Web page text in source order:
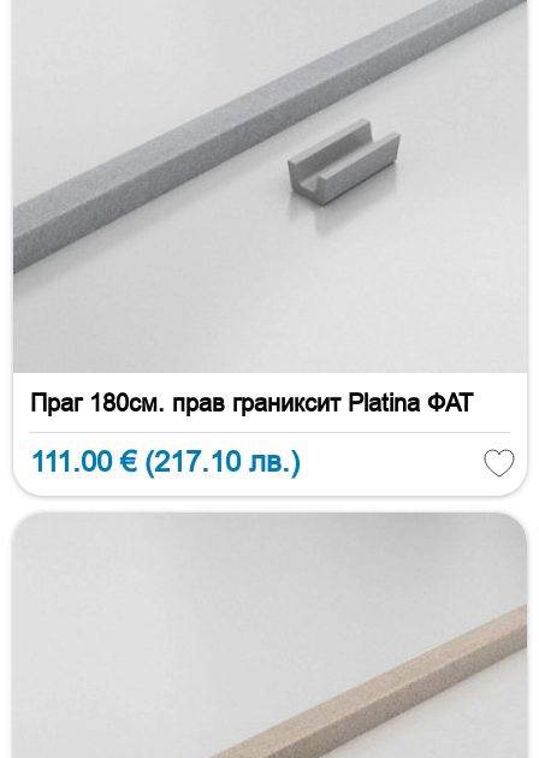
Праг 180см. прав граниксит Platina ФАТ
111.00 € (217.10 лв.)